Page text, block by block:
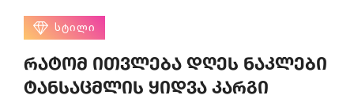
ᲡᲢᲘᲚᲘ
რატომ ითვლება დღეს ნაკლები
ტანსაცმლის ყიდვა კარგი